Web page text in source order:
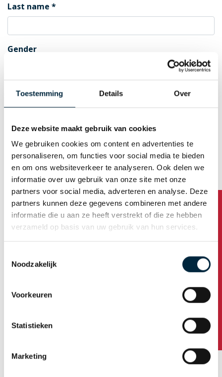
Toestemming Details Over
Deze website maakt gebruik van cookies
We gebruiken cookies om content en advertenties te
personaliseren, om functies voor social media te bieden
en om ons websiteverkeer te analyseren. Ook delen we
informatie over uw gebruik van onze site met onze
partners voor social media, adverteren en analyse. Deze
partners kunnen deze gegevens combineren met andere
informatie die u aan ze heeft verstrekt of die ze hebben
verzameld op basis van uw gebruik van hun services.
Noodzakelijk
Voorkeuren
Statistieken
Marketing
Any questions?
Last name
Gender
E-mail (Username)
Generate password automatically
Business address
Company name
Housenumber /addition